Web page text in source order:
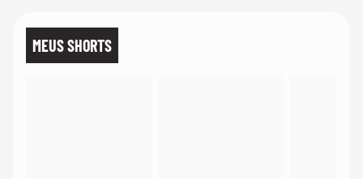
MEUS SHORTS